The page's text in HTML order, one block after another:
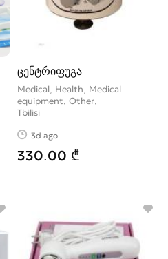
ცენტრიფუგა
Medical, Health, Medical
equipment, Other
Tbilisi
3d ago
330.00 ₾